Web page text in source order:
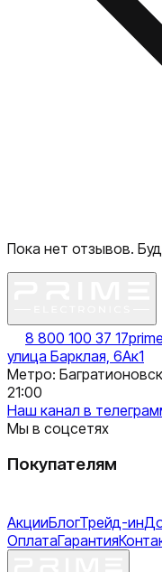
Пока нет отзывов.
8 800 100 37 17
улица Барклая, 6Ак1
Метро:
21:00
Наш канал в
Мы в соцсетях
Покупателям
АкцииБлогТрейд-ин
ОплатаГарантия